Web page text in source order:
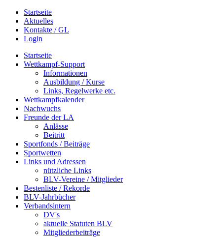
Startseite
Aktuelles
Kontakte / GL
Login
Startseite
Wettkampf-Support
Informationen
Ausbildung / Kurse
Links, Regelwerke etc.
Wettkampfkalender
Nachwuchs
Freunde der LA
Anlässe
Beitritt
Sportfonds / Beiträge
Sportwetten
Links und Adressen
nützliche Links
BLV-Vereine / Mitglieder
Bestenliste / Rekorde
BLV-Jahrbücher
Verbandsintern
DV's
aktuelle Statuten BLV
Mitgliederbeiträge